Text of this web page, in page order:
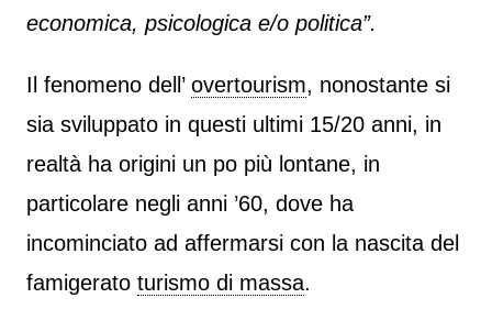
economica, psicologica e/o politica”.
Il fenomeno dell’ overtourism, nonostante si
sia sviluppato in questi ultimi 15/20 anni, in
realtà ha origini un po più lontane, in
particolare negli anni ’60, dove ha
incominciato ad affermarsi con la nascita del
famigerato turismo di massa.